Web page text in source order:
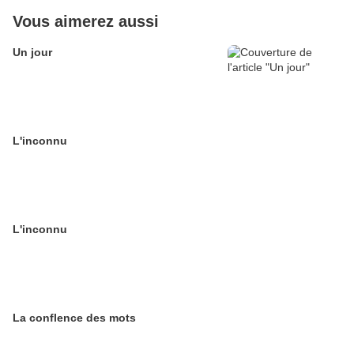
Vous aimerez aussi
Un jour
L'inconnu
L'inconnu
La conflence des mots